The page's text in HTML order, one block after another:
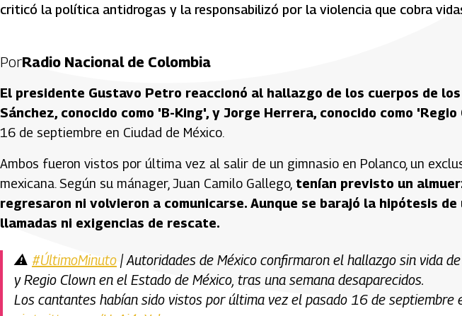
criticó la política antidrogas y la responsabilizó por la violencia que cobra
PorRadio Nacional de Colombia
El presidente Gustavo Petro reaccionó al hallazgo de los cuerpos de
Sánchez, conocido como 'B-King', y Jorge Herrera, conocido como 'Regio
16 de septiembre en Ciudad de México.
Ambos fueron vistos por última vez al salir de un gimnasio en Polanco, un
mexicana. Según su mánager, Juan Camilo Gallego, tenían previsto un
regresaron ni volvieron a comunicarse. Aunque se barajó la hipótesis de
llamadas ni exigencias de rescate.
⚠️ #ÚltimoMinuto | Autoridades de México confirmaron el hallazgo sin vida
y Regio Clown en el Estado de México, tras una semana desaparecidos.
Los cantantes habían sido vistos por última vez el pasado 16 de septiembre